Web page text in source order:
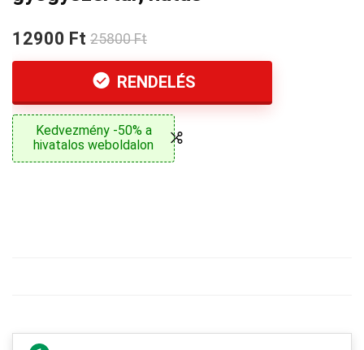
12900 Ft 25800 Ft
RENDELÉS
Kedvezmény -50% a
hivatalos weboldalon